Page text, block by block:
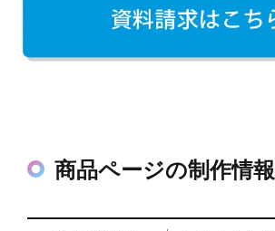
商品ページの制作情報